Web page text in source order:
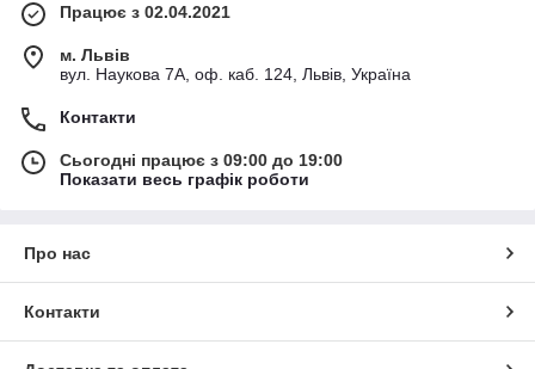
Працює з 02.04.2021
м. Львів
вул. Наукова 7А, оф. каб. 124, Львів, Україна
Контакти
Сьогодні працює з 09:00 до 19:00
Показати весь графік роботи
Про нас
Контакти